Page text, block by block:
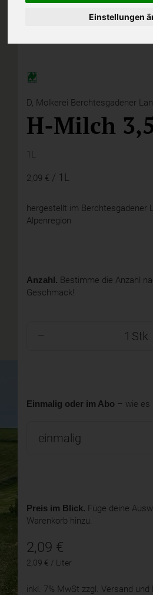
Einstellungen
D, Molkerei Berchtesgadener
H-Milch
1L
2,09 € / 1L
hergestellt im Berchtesgadener
Alpenregion
Anzahl. Bestimme die Anzahl
Geschmack!
Stk
Einmalig oder im Abo – wie es
Preis im Blick. Füge deine
Warenkorb hinzu.
2,09 €
2,09 € / Liter
inkl. 7% MwSt zzgl. Versand und